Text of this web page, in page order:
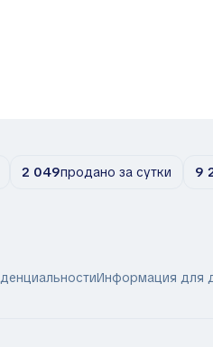
2 049продано за сутки 9
Информация для